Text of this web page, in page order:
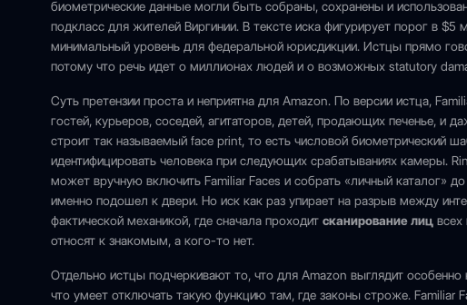
биометрические данные могли быть собраны, сохранены и
подкласс для жителей Виргинии. В тексте иска фигурирует порог в
минимальный уровень для федеральной юрисдикции. Истцы прямо
потому что речь идет о миллионах людей и о возможных statutory
Суть претензии проста и неприятна для Amazon. По версии истца,
гостей, курьеров, соседей, агитаторов, детей, продающих печенье,
строит так называемый face print, то есть числовой биометрический
идентифицировать человека при следующих срабатываниях камеры.
может вручную включить Familiar Faces и собрать «личный каталог»
именно подошел к двери. Но иск как раз упирает на разрыв между
фактической механикой, где сначала проходит сканирование лиц
относят к знакомым, а кого-то нет.
Отдельно истцы подчеркивают то, что для Amazon выглядит
что умеет отключать такую функцию там, где законы строже. Familiar